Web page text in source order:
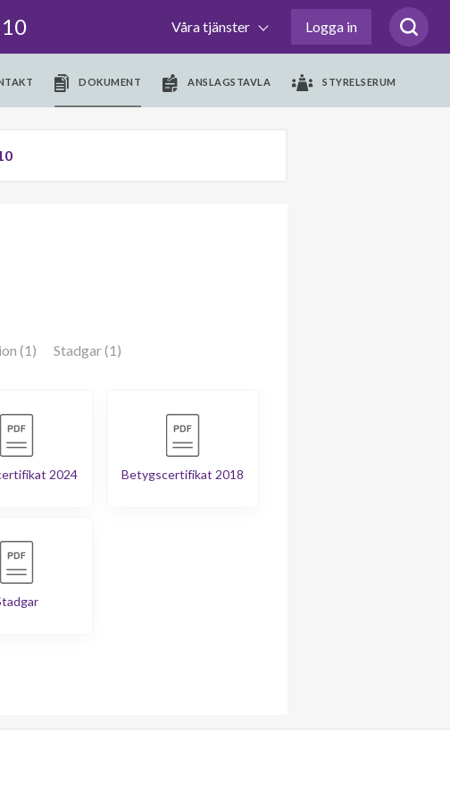
Våra tjänster Logga in
DOKUMENT ANSLAGSTAVLA STYRELSERUM
(1) Stadgar (1)
2024 Betygscertifikat 2018